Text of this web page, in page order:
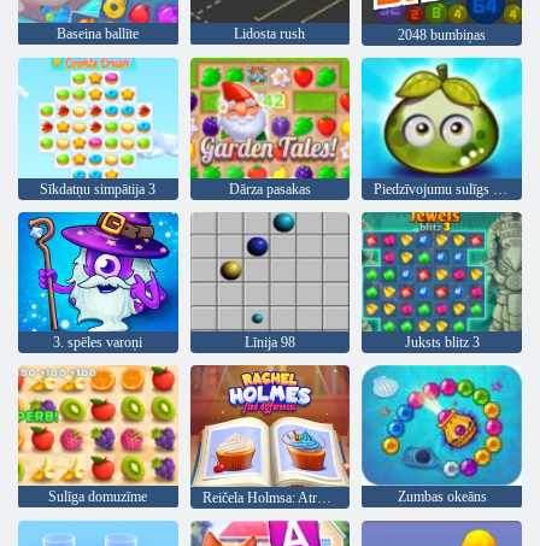
Baseina ballīte Lidosta rush 2048 bumbiņas
Sīkdatņu simpātija 3 Dārza pasakas
3. spēles varoņi Līnija 98 Juksts blitz 3
Sulīga domuzīme Reičela Holmsa: Atrodi atšķirības Zumbas okeāns